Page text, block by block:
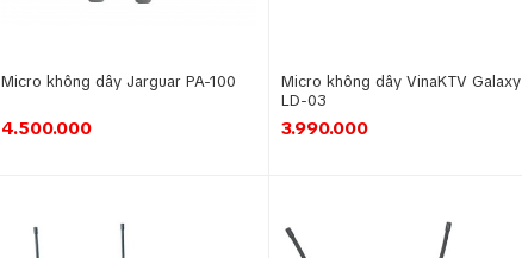
Micro không dây Jarguar PA-100
4.500.000
Micro không dây VinaKTV Galaxy
LD-03
3.990.000